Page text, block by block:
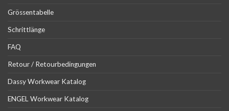
Grössentabelle
Schrittlänge
FAQ
Retour / Retourbedingungen
Dassy Workwear Katalog
ENGEL Workwear Katalog